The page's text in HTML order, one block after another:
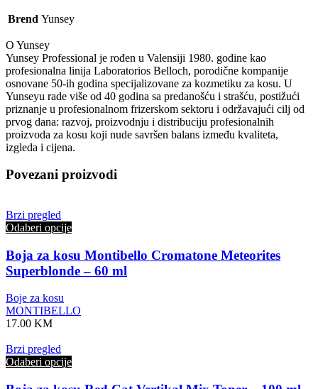
Brend Yunsey
O Yunsey
Yunsey Professional je rođen u Valensiji 1980. godine kao
profesionalna linija Laboratorios Belloch, porodične kompanije
osnovane 50-ih godina specijalizovane za kozmetiku za kosu. U
Yunseyu rade više od 40 godina sa predanošću i strašću, postižući
priznanje u profesionalnom frizerskom sektoru i održavajući cilj od
prvog dana: razvoj, proizvodnju i distribuciju profesionalnih
proizvoda za kosu koji nude savršen balans između kvaliteta,
izgleda i cijena.
Povezani proizvodi
Brzi pregled
Odaberi opcije
Boja za kosu Montibello Cromatone Meteorites
Superblonde – 60 ml
Boje za kosu
MONTIBELLO
17.00 KM
Brzi pregled
Odaberi opcije